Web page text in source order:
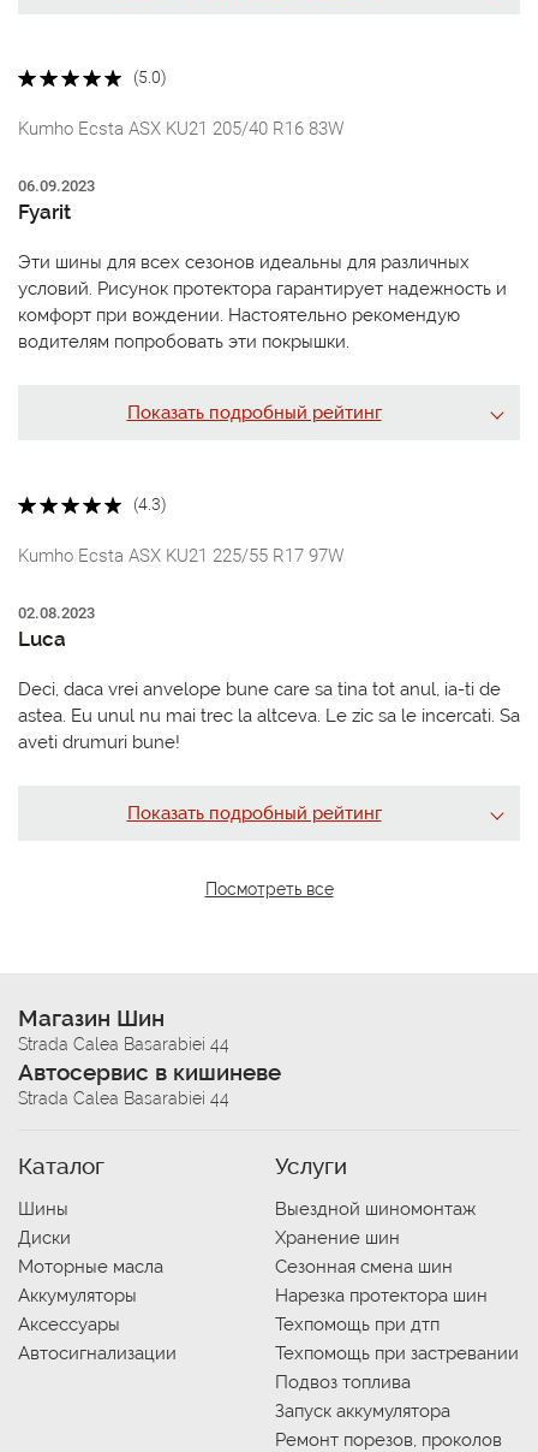
(5.0)
Kumho Ecsta ASX KU21 205/40 R16 83W
06.09.2023
Fyarit
Эти шины для всех сезонов идеальны для различных
условий. Рисунок протектора гарантирует надежность и
комфорт при вождении. Настоятельно рекомендую
водителям попробовать эти покрышки.
Показать подробный рейтинг
(4.3)
Kumho Ecsta ASX KU21 225/55 R17 97W
02.08.2023
Luca
Deci, daca vrei anvelope bune care sa tina tot anul, ia-ti de
astea. Eu unul nu mai trec la altceva. Le zic sa le incercati. Sa
aveti drumuri bune!
Показать подробный рейтинг
Посмотреть все
Магазин Шин
Strada Calea Basarabiei 44
Автосервис в кишиневе
Strada Calea Basarabiei 44
Каталог
Шины
Диски
Моторные масла
Аккумуляторы
Аксессуары
Автосигнализации
Услуги
Выездной шиномонтаж
Хранение шин
Сезонная смена шин
Нарезка протектора шин
Техпомощь при дтп
Техпомощь при застревании
Подвоз топлива
Запуск аккумулятора
Ремонт порезов, проколов